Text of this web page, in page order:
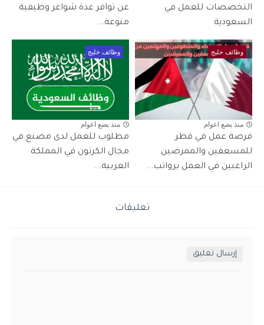
التخصصات للعمل في
السعودية
عن توافر عدة شواغر وظيفية
منوعة...
وظائف خليج
منذ بضع اعوام
فرصة عمل في قطر
للمسعفين والممرضين
الراغبين في العمل برواتب...
وظائف خليج
منذ بضع اعوام
مطلوب للعمل لدى مصنع في
مجال الكرتون في المملكة
العربية...
تعليقات
إرسال تعليق